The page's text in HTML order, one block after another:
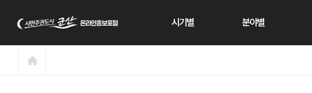
시기별 분야별